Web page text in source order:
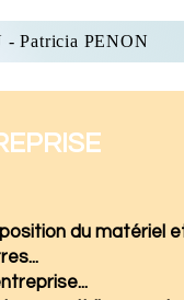
Patricia PENON
RISE
du matériel